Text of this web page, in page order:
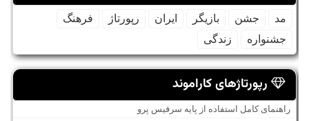
مد جشن بازیگر ایران رپورتاژ
فرهنگ
جشنواره
زندگی
رپورتاژهای کاراموند
راهنمای کامل استفاده از پایه سرفیس پرو